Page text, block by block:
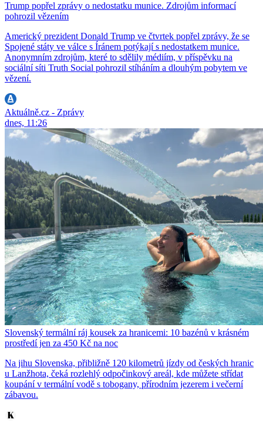
Trump popřel zprávy o nedostatku munice. Zdrojům informací
pohrozil vězením
Americký prezident Donald Trump ve čtvrtek popřel zprávy, že se
Spojené státy ve válce s Íránem potýkají s nedostatkem munice.
Anonymním zdrojům, které to sdělily médiím, v příspěvku na
sociální síti Truth Social pohrozil stíháním a dlouhým pobytem ve
vězení.
Aktuálně.cz - Zprávy
dnes, 11:26
Slovenský termální ráj kousek za hranicemi: 10 bazénů v krásném
prostředí jen za 450 Kč na noc
Na jihu Slovenska, přibližně 120 kilometrů jízdy od českých hranic
u Lanžhota, čeká rozlehlý odpočinkový areál, kde můžete střídat
koupání v termální vodě s tobogany, přírodním jezerem i večerní
zábavou.